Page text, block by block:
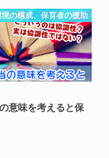
境の構成、保育者の援助
意味を考えると保